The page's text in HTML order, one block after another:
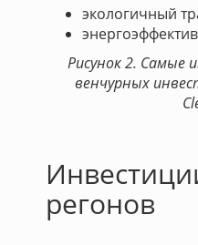
экологичный
Рисунок 2. Самые
венчурных
регонов